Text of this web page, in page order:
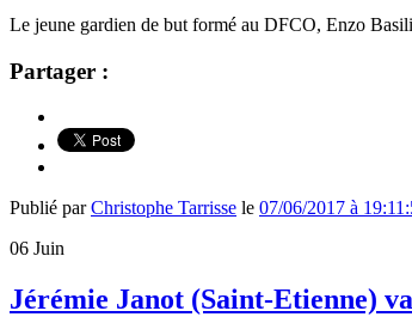
Le jeune gardien de but formé au DFCO, Enzo
Partager :
Publié parChristophe Tarrisse le 07/06/2017 à
06 Juin
Jérémie Janot (Saint-Etienne)